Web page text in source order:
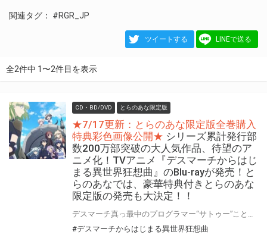
関連タグ： #RGR_JP
ツイートする LINEで送る
全2件中 1〜2件目を表示
CD・BD/DVD とらのあな限定版
★7/17更新：とらのあな限定版全巻購入
特典彩色画像公開★ シリーズ累計発行部
数200万部突破の大人気作品、待望のア
ニメ化！TVアニメ『デスマーチからはじ
まる異世界狂想曲』のBlu-rayが発売！と
らのあなでは、豪華特典付きとらのあな
限定版の発売も大決定！！
#デスマーチからはじまる異世界狂想曲